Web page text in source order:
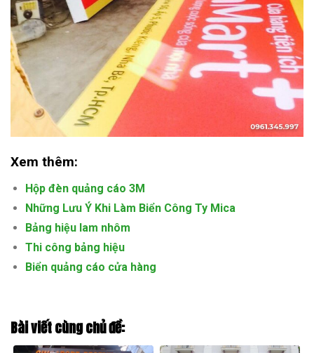
Xem thêm:
Hộp đèn quảng cáo 3M
Những Lưu Ý Khi Làm Biển Công Ty Mica
Bảng hiệu lam nhôm
Thi công bảng hiệu
Biển quảng cáo cửa hàng
Bài viết cùng chủ đề: